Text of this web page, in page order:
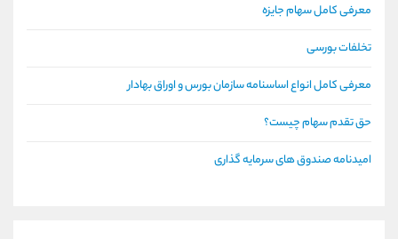
معرفی کامل سهام جایزه
تخلفات بورسی
معرفی کامل انواع اساسنامه سازمان بورس و اوراق بهادار
حق تقدم سهام چیست؟
امیدنامه صندوق های سرمایه گذاری